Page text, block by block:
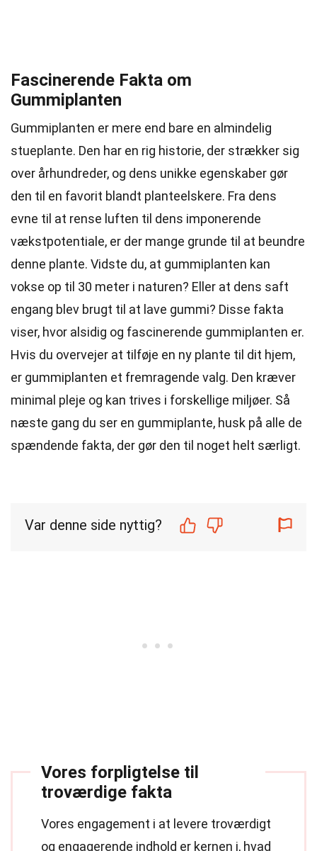
Fascinerende Fakta om
Gummiplanten
Gummiplanten er mere end bare en almindelig
stueplante. Den har en rig historie, der strækker sig
over århundreder, og dens unikke egenskaber gør
den til en favorit blandt planteelskere. Fra dens
evne til at rense luften til dens imponerende
vækstpotentiale, er der mange grunde til at beundre
denne plante. Vidste du, at gummiplanten kan
vokse op til 30 meter i naturen? Eller at dens saft
engang blev brugt til at lave gummi? Disse fakta
viser, hvor alsidig og fascinerende gummiplanten er.
Hvis du overvejer at tilføje en ny plante til dit hjem,
er gummiplanten et fremragende valg. Den kræver
minimal pleje og kan trives i forskellige miljøer. Så
næste gang du ser en gummiplante, husk på alle de
spændende fakta, der gør den til noget helt særligt.
Var denne side nyttig?
Vores forpligtelse til
troværdige fakta
Vores engagement i at levere troværdigt
og engagerende indhold er kernen i, hvad